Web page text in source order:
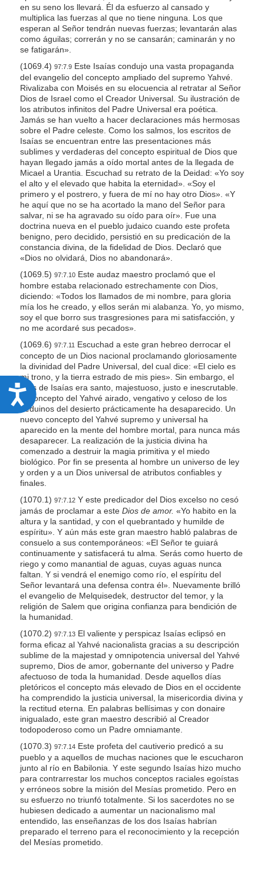
A
c
c
e
s
s
i
b
i
l
i
t
y
en su seno los llevará. Él da esfuerzo al cansado y
multiplica las fuerzas al que no tiene ninguna. Los que
esperan al Señor tendrán nuevas fuerzas; levantarán alas
como águilas; correrán y no se cansarán; caminarán y no
se fatigarán».
(1069.4) 97:7.9Este Isaías condujo una vasta propaganda
del evangelio del concepto ampliado del supremo Yahvé.
Rivalizaba con Moisés en su elocuencia al retratar al Señor
Dios de Israel como el Creador Universal. Su ilustración de
los atributos infinitos del Padre Universal era poética.
Jamás se han vuelto a hacer declaraciones más hermosas
sobre el Padre celeste. Como los salmos, los escritos de
Isaías se encuentran entre las presentaciones más
sublimes y verdaderas del concepto espiritual de Dios que
hayan llegado jamás a oído mortal antes de la llegada de
Micael a Urantia. Escuchad su retrato de la Deidad: «Yo soy
el alto y el elevado que habita la eternidad». «Soy el
primero y el postrero, y fuera de mí no hay otro Dios». «Y
he aquí que no se ha acortado la mano del Señor para
salvar, ni se ha agravado su oído para oír». Fue una
doctrina nueva en el pueblo judaico cuando este profeta
benigno, pero decidido, persistió en su predicación de la
constancia divina, de la fidelidad de Dios. Declaró que
«Dios no olvidará, Dios no abandonará».
(1069.5) 97:7.10Este audaz maestro proclamó que el
hombre estaba relacionado estrechamente con Dios,
diciendo: «Todos los llamados de mi nombre, para gloria
mía los he creado, y ellos serán mi alabanza. Yo, yo mismo,
soy el que borro sus trasgresiones para mi satisfacción, y
no me acordaré sus pecados».
(1069.6) 97:7.11 Escuchad a este gran hebreo derrocar el
concepto de un Dios nacional proclamando gloriosamente
la divinidad del Padre Universal, del cual dice: «El cielo es
mi trono, y la tierra estrado de mis pies». Sin embargo, el
Dios de Isaías era santo, majestuoso, justo e inescrutable.
El concepto del Yahvé airado, vengativo y celoso de los
beduinos del desierto prácticamente ha desaparecido. Un
nuevo concepto del Yahvé supremo y universal ha
aparecido en la mente del hombre mortal, para nunca más
desaparecer. La realización de la justicia divina ha
comenzado a destruir la magia primitiva y el miedo
biológico. Por fin se presenta al hombre un universo de ley
y orden y a un Dios universal de atributos confiables y
finales.
(1070.1) 97:7.12Y este predicador del Dios excelso no cesó
jamás de proclamar a este Dios de amor. «Yo habito en la
altura y la santidad, y con el quebrantado y humilde de
espíritu». Y aún más este gran maestro habló palabras de
consuelo a sus contemporáneos: «El Señor te guiará
continuamente y satisfacerá tu alma. Serás como huerto de
riego y como manantial de aguas, cuyas aguas nunca
faltan. Y si vendrá el enemigo como río, el espíritu del
Señor levantará una defensa contra él». Nuevamente brilló
el evangelio de Melquisedek, destructor del temor, y la
religión de Salem que origina confianza para bendición de
la humanidad.
(1070.2) 97:7.13El valiente y perspicaz Isaías eclipsó en
forma eficaz al Yahvé nacionalista gracias a su descripción
sublime de la majestad y omnipotencia universal del Yahvé
supremo, Dios de amor, gobernante del universo y Padre
afectuoso de toda la humanidad. Desde aquellos días
pletóricos el concepto más elevado de Dios en el occidente
ha comprendido la justicia universal, la misericordia divina y
la rectitud eterna. En palabras bellísimas y con donaire
inigualado, este gran maestro describió al Creador
todopoderoso como un Padre omniamante.
(1070.3) 97:7.14Este profeta del cautiverio predicó a su
pueblo y a aquellos de muchas naciones que le escucharon
junto al río en Babilonia. Y este segundo Isaías hizo mucho
para contrarrestar los muchos conceptos raciales egoístas
y erróneos sobre la misión del Mesías prometido. Pero en
su esfuerzo no triunfó totalmente. Si los sacerdotes no se
hubiesen dedicado a aumentar un nacionalismo mal
entendido, las enseñanzas de los dos Isaías habrían
preparado el terreno para el reconocimiento y la recepción
del Mesías prometido.